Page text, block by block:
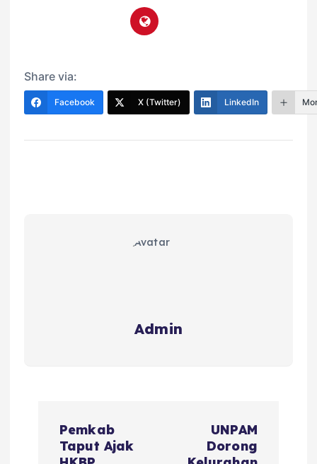
Share via:
Facebook X (Twitter) LinkedIn
Admin
Pemkab
Taput Ajak
UNPAM
Dorong